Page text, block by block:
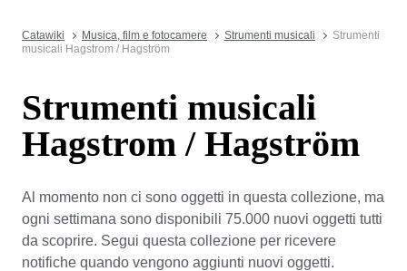
Catawiki Musica, film e fotocamere Strumenti musicali
Strumenti
musicali Hagstrom / Hagström
Strumenti musicali
Hagstrom / Hagström
Al momento non ci sono oggetti in questa collezione, ma
ogni settimana sono disponibili 75.000 nuovi oggetti tutti
da scoprire. Segui questa collezione per ricevere
notifiche quando vengono aggiunti nuovi oggetti.